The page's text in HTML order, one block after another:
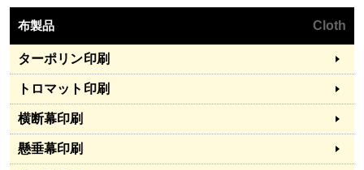
布製品 Cloth
ターポリン印刷
トロマット印刷
横断幕印刷
懸垂幕印刷